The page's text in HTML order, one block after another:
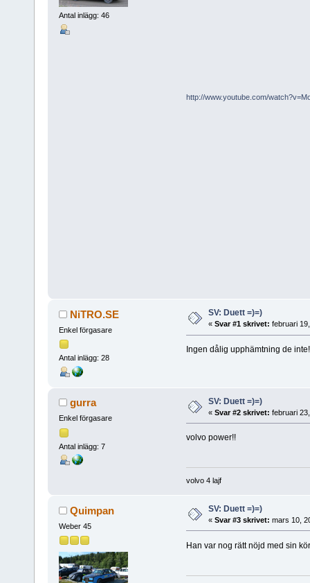
Antal inlägg: 46
http://www.youtube.com/
NiTRO.SE
Enkel förgasare
Antal inlägg: 28
SV: Duett =)=)
« Svar #1 skrivet: februari
Ingen dålig upphämtning de inte!
gurra
Enkel förgasare
Antal inlägg: 7
SV: Duett =)=)
« Svar #2 skrivet: februari
volvo power!!
volvo 4 lajf
Quimpan
Weber 45
SV: Duett =)=)
« Svar #3 skrivet: mars 10,
Han var nog rätt nöjd med sin